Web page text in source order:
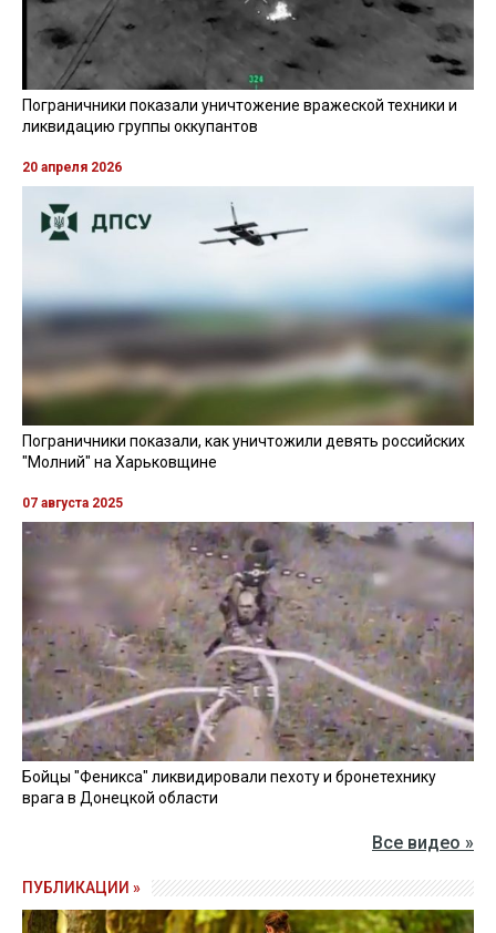
Пограничники показали уничтожение вражеской техники и
ликвидацию группы оккупантов
20 апреля 2026
Пограничники показали, как уничтожили девять российских
"Молний" на Харьковщине
07 августа 2025
Бойцы "Феникса" ликвидировали пехоту и бронетехнику
врага в Донецкой области
Все видео »
ПУБЛИКАЦИИ »